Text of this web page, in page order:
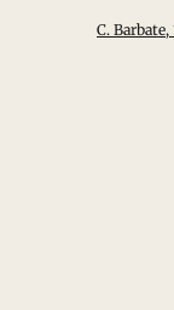
C. Barbate,